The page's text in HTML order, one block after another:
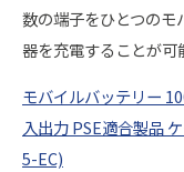
数の端子をひとつの
器を充電することが可
モバイルバッテリー
入出力 PSE適合製品
5-EC)